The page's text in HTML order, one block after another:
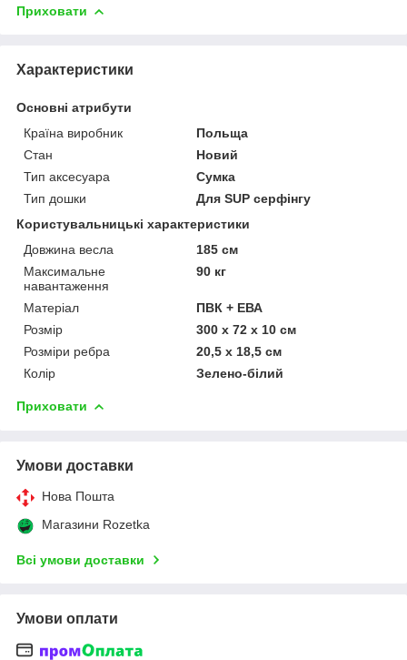
Приховати
Характеристики
Основні атрибути
Країна виробник
Польща
Стан
Новий
Тип аксесуара
Сумка
Тип дошки
Для SUP серфінгу
Користувальницькі характеристики
Довжина весла
185 см
Максимальне
навантаження
90 кг
Матеріал
ПВК + ЕВА
Розмір
300 х 72 х 10 см
Розміри ребра
20,5 х 18,5 см
Колір
Зелено-білий
Приховати
Умови доставки
Нова Пошта
Магазини Rozetka
Всі умови доставки
Умови оплати